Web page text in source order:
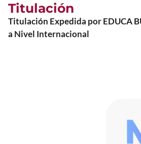
Titulación
Titulación Expedida por EDUCA
a Nivel Internacional